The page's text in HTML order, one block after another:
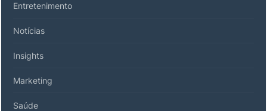
Entretenimento
Notícias
Insights
Marketing
Saúde